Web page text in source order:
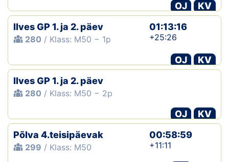
OJ
KV
Ilves GP 1. ja 2. päev
280 / Klass: M50 − 1p
01:13:16
+25:26
OJ
KV
Ilves GP 1. ja 2. päev
280 / Klass: M50 − 2p
OJ
KV
Põlva 4.teisipäevak
299 / Klass: M50
00:58:59
+11:11